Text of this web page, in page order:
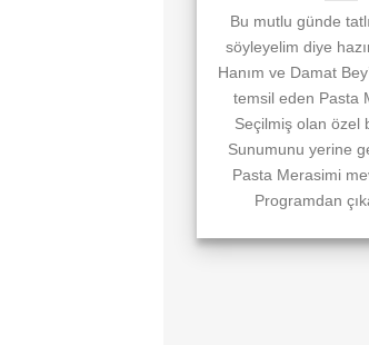
Bu mutlu günde
söyleyelim diye
Hanım ve Damat
temsil eden Pasta
Seçilmiş olan özel
Sunumunu yerine
Pasta Merasimi
Programdan